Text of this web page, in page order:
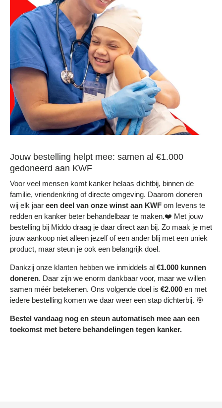
Jouw bestelling helpt mee: samen al €1.000
gedoneerd aan KWF
Voor veel mensen komt kanker helaas dichtbij, binnen de
familie, vriendenkring of directe omgeving. Daarom doneren
wij elk jaar een deel van onze winst aan KWF om levens te
redden en kanker beter behandelbaar te maken.❤️ Met jouw
bestelling bij Middo draag je daar direct aan bij. Zo maak je met
jouw aankoop niet alleen jezelf of een ander blij met een uniek
product, maar steun je ook een belangrijk doel.
Dankzij onze klanten hebben we inmiddels al €1.000 kunnen
doneren. Daar zijn we enorm dankbaar voor, maar we willen
samen méér betekenen. Ons volgende doel is €2.000 en met
iedere bestelling komen we daar weer een stap dichterbij. 🎯
Bestel vandaag nog en steun automatisch mee aan een
toekomst met betere behandelingen tegen kanker.